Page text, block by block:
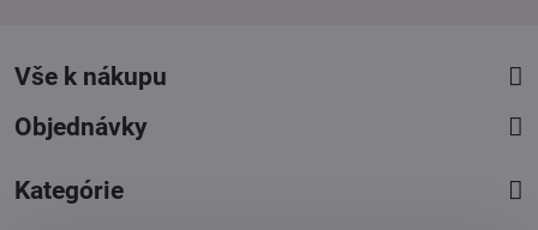
Vše k nákupu
Objednávky
Kategórie